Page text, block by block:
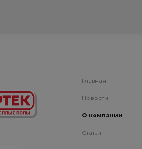
Главная
Новости
О компании
Статьи